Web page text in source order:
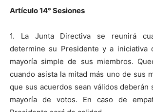
Artículo 14° Sesiones
1. La Junta Directiva se reunirá
determine su Presidente y a iniciativa
mayoría simple de sus miembros.
cuando asista la mitad más uno de sus
que sus acuerdos sean válidos deberán
mayoría de votos. En caso de